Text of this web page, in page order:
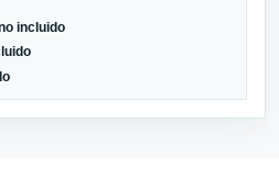
incluido